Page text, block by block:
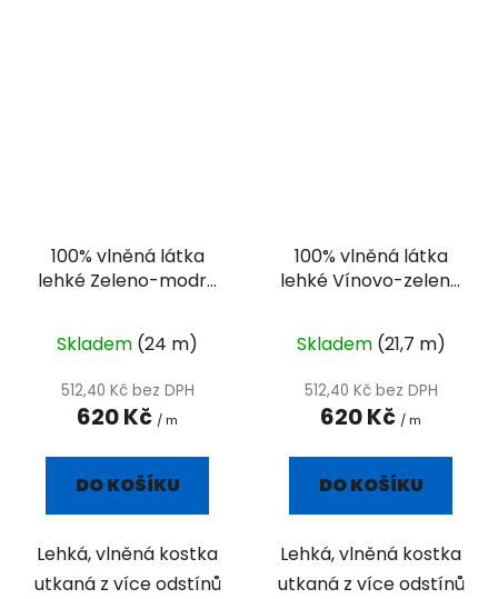
100% vlněná látka
lehké Zeleno-modré
Skladem (24 m)
512,40 Kč bez DPH
620 Kč / m
DO KOŠÍKU
Lehká, vlněná kostka
utkaná z více odstínů
100% vlněná látka
lehké Vínovo-zelené
Skladem (21,7 m)
512,40 Kč bez DPH
620 Kč / m
DO KOŠÍKU
Lehká, vlněná kostka
utkaná z více odstínů